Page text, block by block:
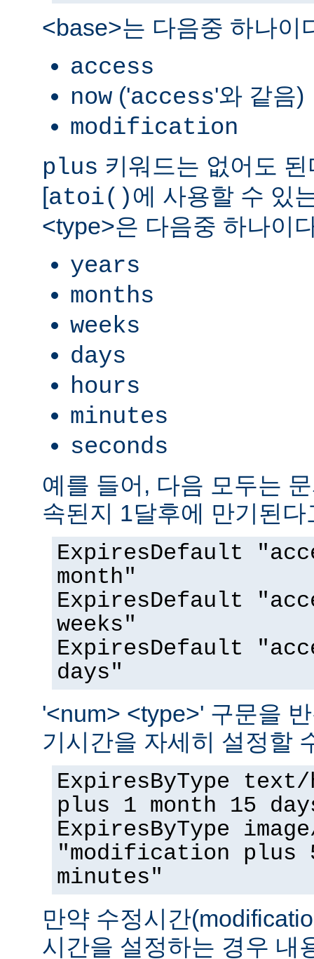
<base>는 다음중 하나이
access
now ('access'와 같음)
modification
plus 키워드는 없어도
[atoi()에 사용할 수 있
<type>은 다음중 하나이
years
months
weeks
days
hours
minutes
seconds
예를 들어, 다음 모두는
속된지 1달후에 만기된
ExpiresDefault
month"
ExpiresDefault
weeks"
ExpiresDefault
days"
'<num> <type>' 구문을
기시간을 자세히 설정할
ExpiresByType
plus 1 month 15
ExpiresByType
"modification plus
minutes"
만약 수정시간
시간을 설정하는 경우 내